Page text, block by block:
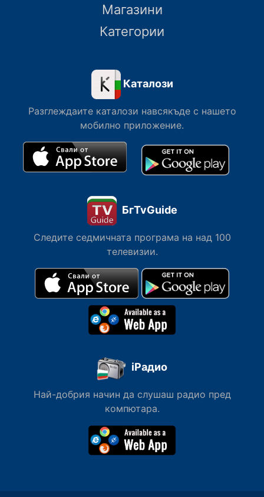
Магазини
Категории
Каталози
Разглеждаите каталози навсякъде с нашето
мобилно приложение.
БгTvGuide
Следите седмичната програма на над 100
телевизии.
iРадио
Най-добрия начин да слушаш радио пред
компютара.